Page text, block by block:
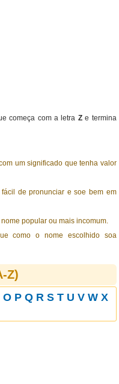
começa com a letra Ze termina
um significado que tenha valor
de pronunciar e soe bem em
popular ou mais incomum.
como o nome escolhido soa
Z)
O P Q R S T U V W X